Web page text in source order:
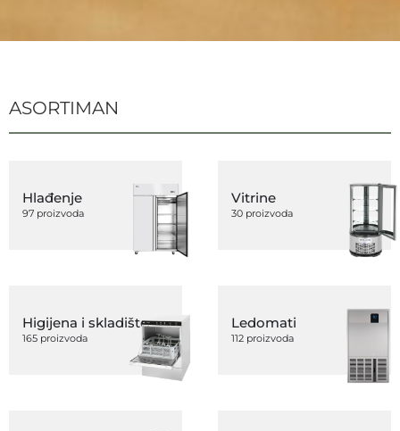
ASORTIMAN
Hlađenje
97 proizvoda
Vitrine
30 proizvoda
Higijena i skladištenje
165 proizvoda
Ledomati
112 proizvoda